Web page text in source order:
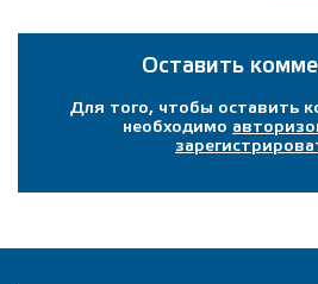
Оставить
Для того, чтобы оставить
необходимо